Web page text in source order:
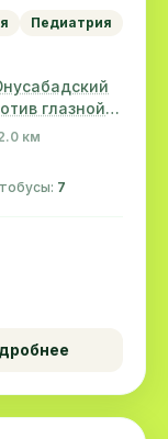
Педиатрия
глазной
км
7